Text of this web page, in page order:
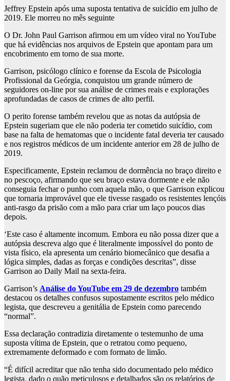
Jeffrey Epstein após uma suposta tentativa de suicídio em julho de
2019. Ele morreu no mês seguinte
O Dr. John Paul Garrison afirmou em um vídeo viral no YouTube
que há evidências nos arquivos de Epstein que apontam para um
encobrimento em torno de sua morte.
Garrison, psicólogo clínico e forense da Escola de Psicologia
Profissional da Geórgia, conquistou um grande número de
seguidores on-line por sua análise de crimes reais e explorações
aprofundadas de casos de crimes de alto perfil.
O perito forense também revelou que as notas da autópsia de
Epstein sugeriam que ele não poderia ter cometido suicídio, com
base na falta de hematomas que o incidente fatal deveria ter causado
e nos registros médicos de um incidente anterior em 28 de julho de
2019.
Especificamente, Epstein reclamou de dormência no braço direito e
no pescoço, afirmando que seu braço estava dormente e ele não
conseguia fechar o punho com aquela mão, o que Garrison explicou
que tornaria improvável que ele tivesse rasgado os resistentes lençóis
anti-rasgo da prisão com a mão para criar um laço poucos dias
depois.
‘Este caso é altamente incomum. Embora eu não possa dizer que a
autópsia descreva algo que é literalmente impossível do ponto de
vista físico, ela apresenta um cenário biomecânico que desafia a
lógica simples, dadas as forças e condições descritas”, disse
Garrison ao Daily Mail na sexta-feira.
Garrison’s Análise do YouTube em 29 de dezembro também
destacou os detalhes confusos supostamente escritos pelo médico
legista, que descreveu a genitália de Epstein como parecendo
“normal”.
Essa declaração contradizia diretamente o testemunho de uma
suposta vítima de Epstein, que o retratou como pequeno,
extremamente deformado e com formato de limão.
“É difícil acreditar que não tenha sido documentado pelo médico
legista, dado o quão meticulosos e detalhados são os relatórios de